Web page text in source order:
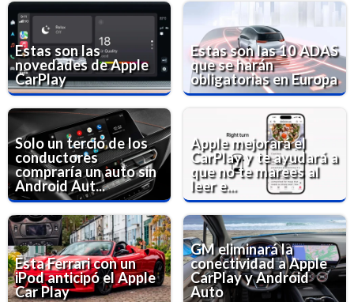
Estas son las
novedades de Apple
CarPlay
Estas son las 10 ADAS
que se harán
obligatorias en Europa
Solo un tercio de los
conductores
compraría un auto sin
Android Aut...
Apple mejorará el
CarPlay y te ayudará a
que no te marees al
leer e...
Esta Ferrari con un
iPod anticipó el Apple
Car Play
GM eliminará la
conectividad a Apple
CarPlay y Android
Auto